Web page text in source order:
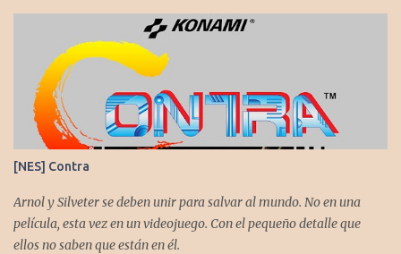
@flagstaad quien pasó el título en PS5 y junto a @GoombaVictor
nos cuenta sus impresiones y vivencias. El juego está disponible
para XBS, PS5 y PC. No sobra comentarles que necesitamos su
apoyo al seguirnos en: Spotify YouTube. Muchas gracias a todos
los que nos agregan a sus plataformas de podcast y nos dejan
comentarios en nuestras diferentes redes. Twitter -
https://twitter.com/CronicasGoomba Instagram -
https://www.instagram.com/cronicasgoomba/ Facebook -
https://www.facebook.com/CronicasGoomba
[NES] Contra
Arnol y Silveter se deben unir para salvar al mundo. No en una
película, esta vez en un videojuego. Con el pequeño detalle que
ellos no saben que están en él.